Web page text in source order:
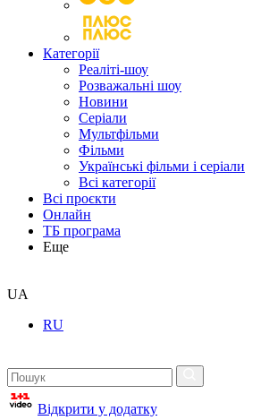
Категорії
Реаліті-шоу
Розважальні шоу
Новини
Серіали
Мультфільми
Фільми
Українські фільми і серіали
Всі категорії
Всі проєкти
Онлайн
ТБ програма
Еще
UA
RU
Відкрити у додатку